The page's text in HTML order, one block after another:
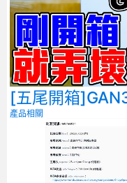
[五尾開箱
產品相關